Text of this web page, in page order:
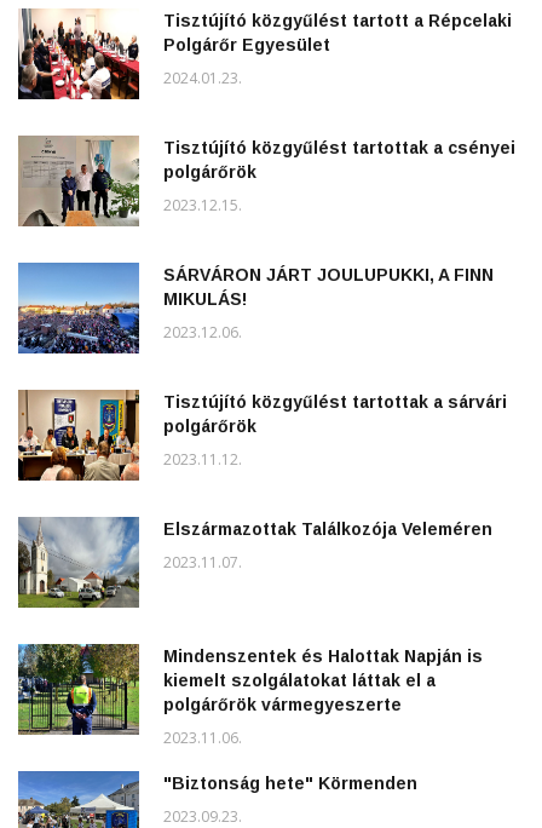
Tisztújító közgyűlést tartott a Répcelaki
Polgárőr Egyesület
2024.01.23.
Tisztújító közgyűlést tartottak a csényei
polgárőrök
2023.12.15.
SÁRVÁRON JÁRT JOULUPUKKI, A FINN
MIKULÁS!
2023.12.06.
Tisztújító közgyűlést tartottak a sárvári
polgárőrök
2023.11.12.
Elszármazottak Találkozója Veleméren
2023.11.07.
Mindenszentek és Halottak Napján is
kiemelt szolgálatokat láttak el a
polgárőrök vármegyeszerte
2023.11.06.
"Biztonság hete" Körmenden
2023.09.23.